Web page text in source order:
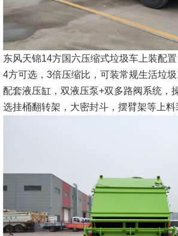
东风天锦14方国六压缩式垃圾车上装配
4方可选，3倍压缩比，可装常规生活垃
配套液压缸，双液压泵+双多路阀系统，
选挂桶翻转架，大密封斗，摆臂架等上料